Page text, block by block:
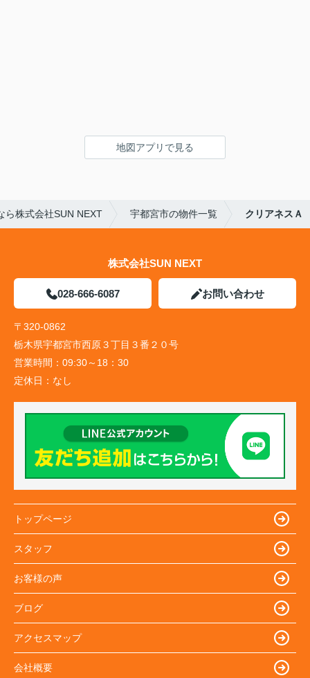
地図アプリで見る
ら株式会社SUN NEXT 宇都宮市の物件一覧 クリアネスＡ
株式会社SUN NEXT
028-666-6087 お問い合わせ
〒320-0862
栃木県宇都宮市西原３丁目３番２０号
営業時間： 09:30～18：30
定休日： なし
トップページ
スタッフ
お客様の声
ブログ
アクセスマップ
会社概要